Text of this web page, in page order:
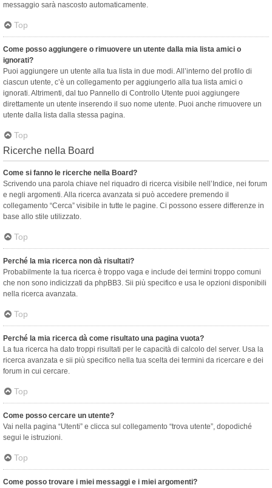
messaggio sarà nascosto automaticamente.
Top
Come posso aggiungere o rimuovere un utente dalla mia lista amici o
ignorati?
Puoi aggiungere un utente alla tua lista in due modi. All’interno del profilo di
ciascun utente, c’è un collegamento per aggiungerlo alla tua lista amici o
ignorati. Altrimenti, dal tuo Pannello di Controllo Utente puoi aggiungere
direttamente un utente inserendo il suo nome utente. Puoi anche rimuovere un
utente dalla lista dalla stessa pagina.
Top
Ricerche nella Board
Come si fanno le ricerche nella Board?
Scrivendo una parola chiave nel riquadro di ricerca visibile nell’Indice, nei forum
e negli argomenti. Alla ricerca avanzata si può accedere premendo il
collegamento “Cerca” visibile in tutte le pagine. Ci possono essere differenze in
base allo stile utilizzato.
Top
Perché la mia ricerca non dà risultati?
Probabilmente la tua ricerca è troppo vaga e include dei termini troppo comuni
che non sono indicizzati da phpBB3. Sii più specifico e usa le opzioni disponibili
nella ricerca avanzata.
Top
Perché la mia ricerca dà come risultato una pagina vuota?
La tua ricerca ha dato troppi risultati per le capacità di calcolo del server. Usa la
ricerca avanzata e sii più specifico nella tua scelta dei termini da ricercare e dei
forum in cui cercare.
Top
Come posso cercare un utente?
Vai nella pagina “Utenti” e clicca sul collegamento “trova utente”, dopodiché
segui le istruzioni.
Top
Come posso trovare i miei messaggi e i miei argomenti?